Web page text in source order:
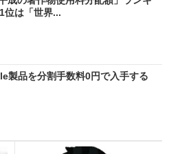
は「世界...
製品を分割手数料0円で入手する